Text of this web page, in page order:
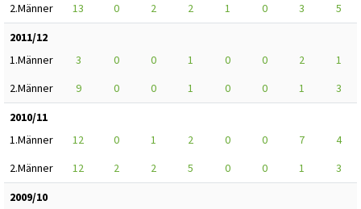
2.Männer
13 0 2 2 1 0 3
5
2011/12
1.Männer
3 0 0 1 0 0 2
1
2.Männer
9 0 0 1 0 0 1
3
2010/11
1.Männer
12 0 1 2 0 0 7
4
2.Männer
12 2 2 5 0 0 1
3
2009/10